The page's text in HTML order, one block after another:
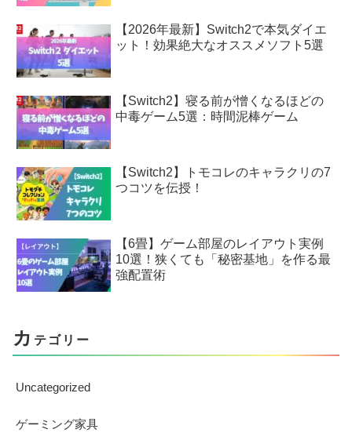
【2026年最新】Switch2で本気ダイエ
ット！効果絶大なオススメソフト5選
【Switch2】寝る前が憎くなるほどの
中毒ゲーム5選：時間泥棒ゲーム
【Switch2】トモコレのキャラクリの7
つコツを伝授！
【6畳】ゲーム部屋のレイアウト実例
10選！狭くても「秘密基地」を作る最
強配置術
カ テゴリー
Uncategorized
ゲーミング家具